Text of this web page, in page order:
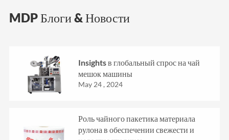
MDP Блоги & Новости
Insights в глобальный спрос на чай
мешок машины
May 24 , 2024
Роль чайного пакетика материала
рулона в обеспечении свежести и